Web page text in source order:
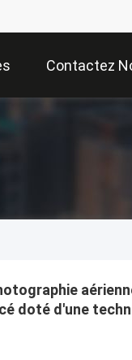
Contactez
doté d'une